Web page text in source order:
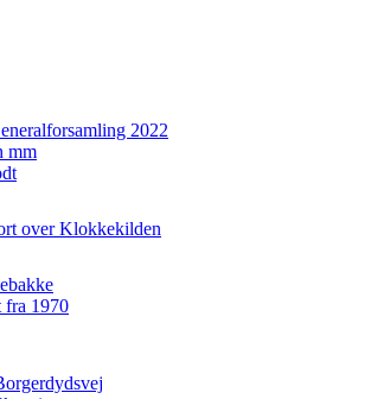
2022
mm
over Klokkekilden
fra 1970